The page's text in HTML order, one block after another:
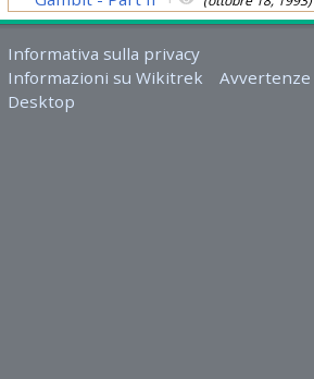
Informativa sulla privacy
Informazioni su Wikitrek
Avvertenze
Desktop